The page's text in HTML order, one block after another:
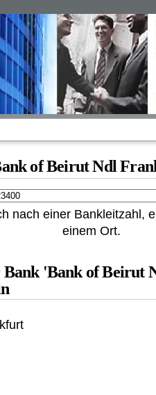
of Beirut Ndl
nach einer Bankleitzahl,
einem Ort.
'Bank of Beirut